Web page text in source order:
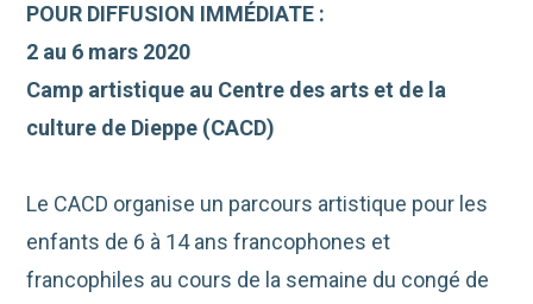
POUR DIFFUSION IMMÉDIATE :
2 au 6 mars 2020
Camp artistique au Centre des arts et de la
culture de Dieppe (CACD)
Le CACD organise un parcours artistique pour les
enfants de 6 à 14 ans francophones et
francophiles au cours de la semaine du congé de